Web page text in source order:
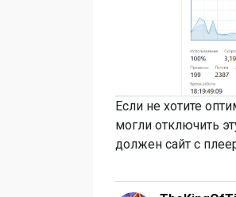
Если не хотите
могли отключить
должен сайт с